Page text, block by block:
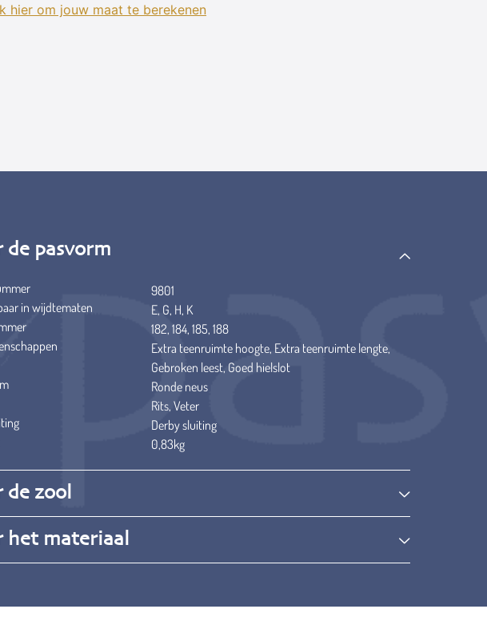
hier om jouw maat te berekenen
de pasvorm
9801
in wijdtematen
E, G, H, K
182, 184, 185, 188
Extra teenruimte hoogte, Extra teenruimte lengte,
Gebroken leest, Goed hielslot
Ronde neus
Rits, Veter
Derby sluiting
0,83kg
de zool
het materiaal